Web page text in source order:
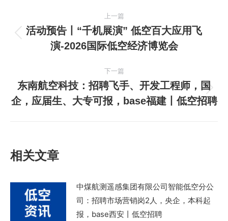
章
航
上一篇
上
一
篇
文
章：
活动预告丨“千机展演” 低空百大应用飞
演-2026国际低空经济博览会
下一篇
下
一
东南航空科技：招聘飞手、开发工程师，国
企，应届生、大专可报，base福建丨低空招聘
相关文章
中煤航测遥感集团有限公司智能低空分公
司：招聘市场营销岗2人，央企，本科起
报，base西安丨低空招聘